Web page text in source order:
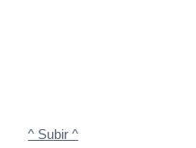
^ Subir ^